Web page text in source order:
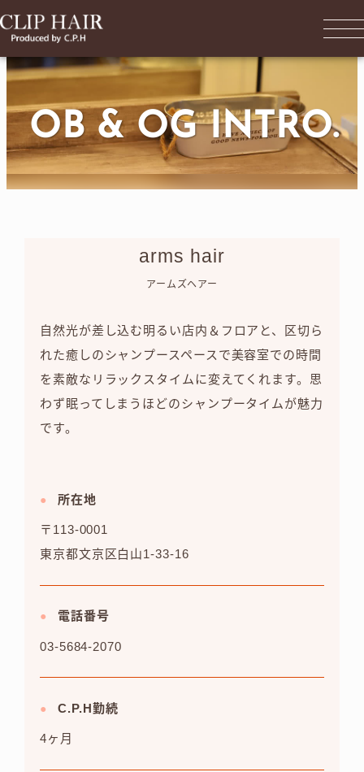
OB & OG INTRO.
arms hair
アームズヘアー
自然光が差し込む明るい店内＆フロアと、区切ら
れた癒しのシャンプースペースで美容室での時間
を素敵なリラックスタイムに変えてくれます。思
わず眠ってしまうほどのシャンプータイムが魅力
です。
所在地
〒113-0001
東京都文京区白山1-33-16
電話番号
03-5684-2070
C.P.H勤続
4ヶ月